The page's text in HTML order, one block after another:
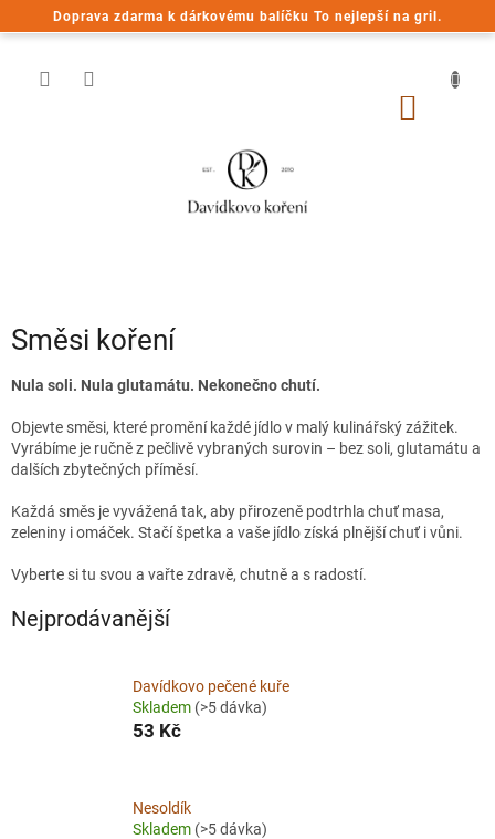
Doprava zdarma k dárkovému balíčku To nejlepší na gril.
na
Směsi koření
Nula soli. Nula glutamátu. Nekonečno chutí.
Objevte směsi, které promění každé jídlo v malý kulinářský zážitek.
Vyrábíme je ručně z pečlivě vybraných surovin – bez soli, glutamátu a
dalších zbytečných příměsí.
Každá směs je vyvážená tak, aby přirozeně podtrhla chuť masa,
zeleniny i omáček. Stačí špetka a vaše jídlo získá plnější chuť i vůni.
Vyberte si tu svou a vařte zdravě, chutně a s radostí.
Nejprodávanější
Davídkovo pečené kuře
Skladem (>5 dávka)
53 Kč
Nesoldík
Skladem (>5 dávka)